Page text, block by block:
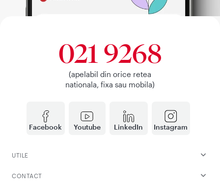
Facebook Youtube LinkedIn Instagram
021 9268
(apelabil din orice retea
nationala, fixa sau mobila)
UTILE
CONTACT